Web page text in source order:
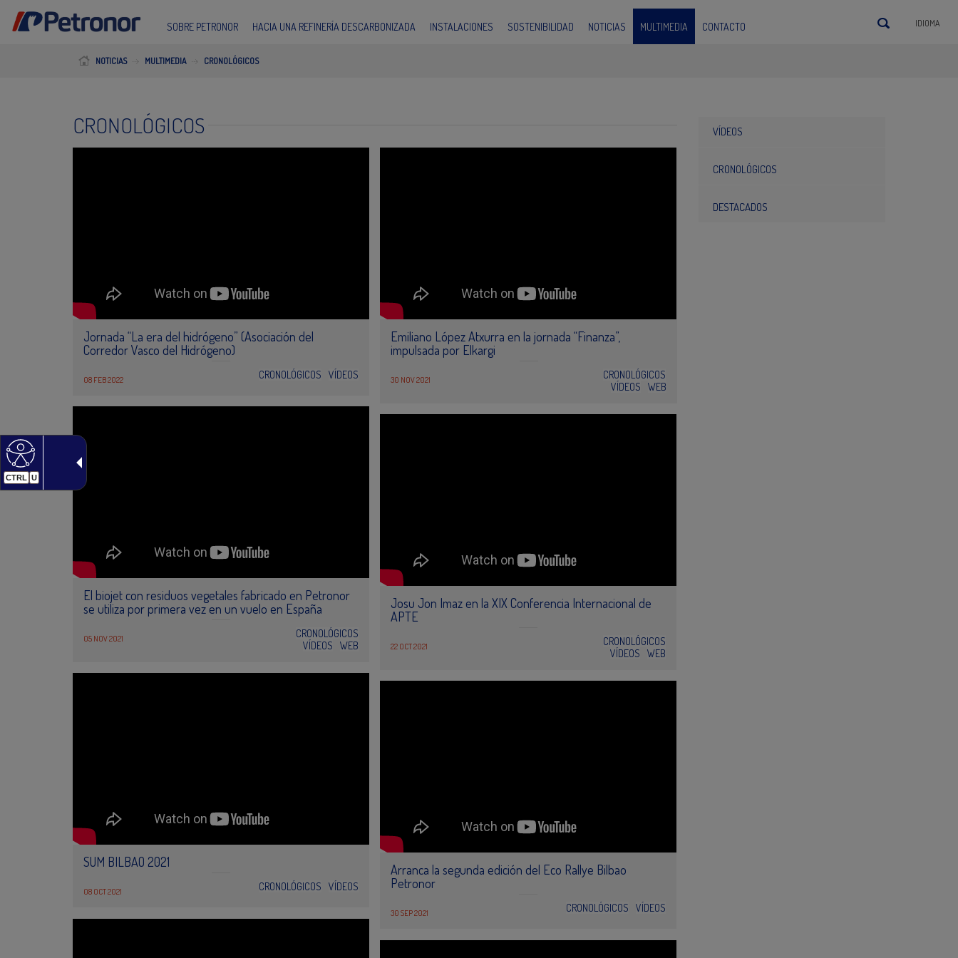
CTRL U
SOBRE PETRONOR HACIA UNA REFINERÍA DESCARBONIZADA INSTALACIONES SOSTENIBILIDAD NOTICIAS MULTIMEDIA CONTACTO IDIOMA
NOTICIAS MULTIMEDIA CRONOLÓGICOS
CRONOLÓGICOS
Jornada “La era del hidrógeno” (Asociación del
Corredor Vasco del Hidrógeno)
08 FEB 2022 CRONOLÓGICOS VÍDEOS
Emiliano López Atxurra en la jornada “Finanza”,
impulsada por Elkargi
30 NOV 2021
CRONOLÓGICOS
VÍDEOS
WEB
El biojet con residuos vegetales fabricado en Petronor
se utiliza por primera vez en un vuelo en España
05 NOV 2021
CRONOLÓGICOS
VÍDEOS
WEB
Josu Jon Imaz en la XIX Conferencia Internacional de
APTE
22 OCT 2021
CRONOLÓGICOS
VÍDEOS
WEB
SUM BILBAO 2021
08 OCT 2021 CRONOLÓGICOS VÍDEOS
Arranca la segunda edición del Eco Rallye Bilbao
Petronor
30 SEP 2021 CRONOLÓGICOS VÍDEOS
VÍDEOS
CRONOLÓGICOS
DESTACADOS